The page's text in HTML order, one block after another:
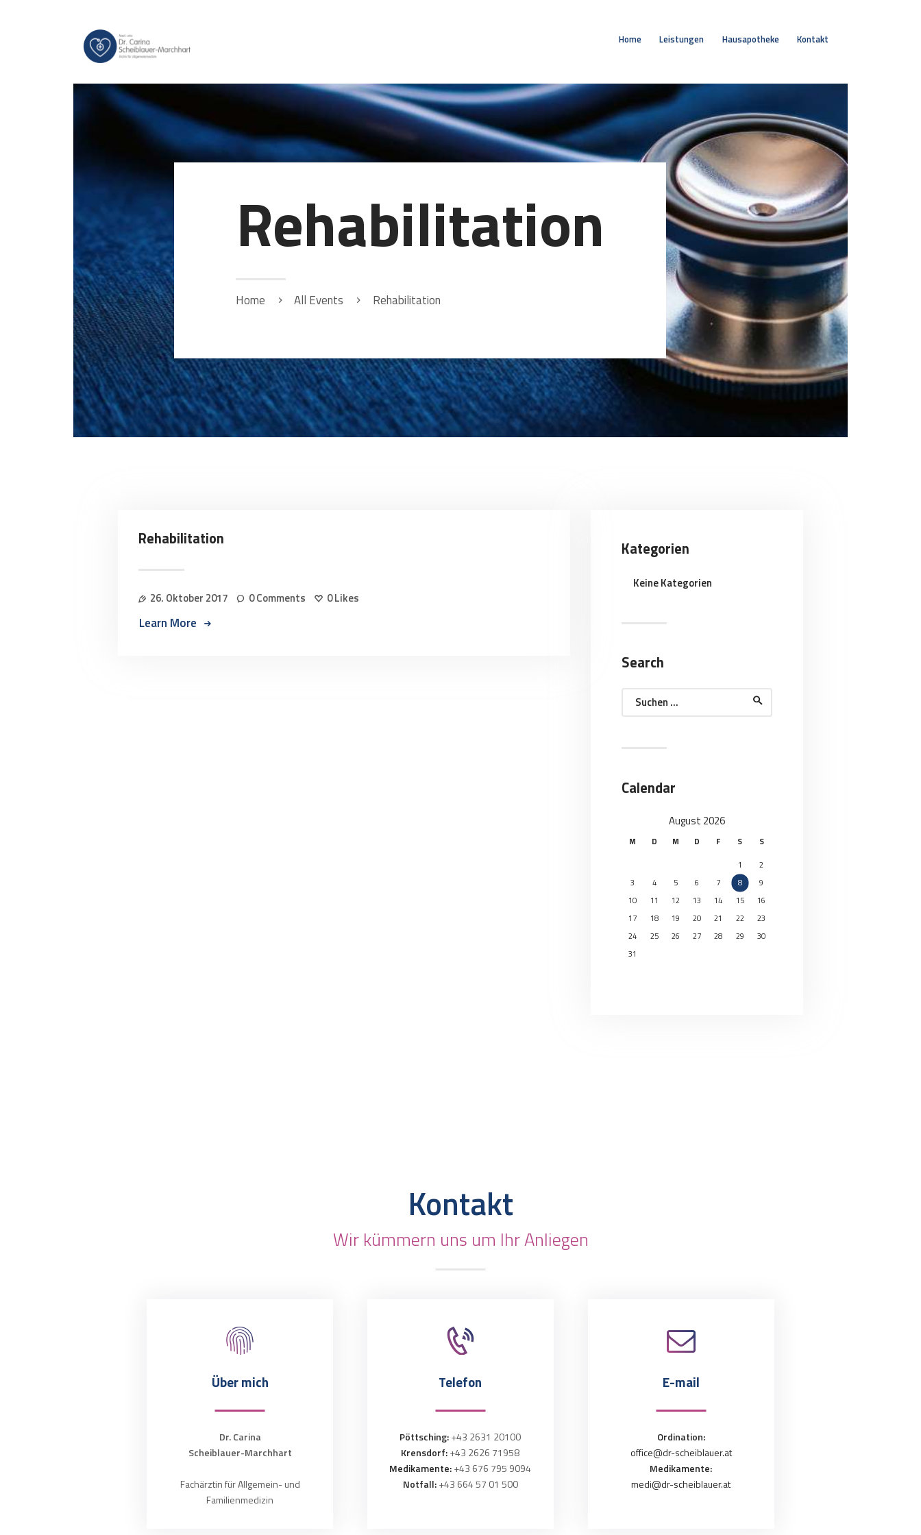
Home Leistungen Hausapotheke Kontakt
Rehabilitation
Home All Events Rehabilitation
HAUSAPOTHEKE
KONTAKT
Rehabilitation
26. Oktober 2017 0Comments 0Likes
Learn More
Kategorien
Keine Kategorien
Search
Suchen
Calendar
August 2026
M D M D F S
S
1
2
3
4 5 6 7 8
9
10
11 12 13 14 15
16
17
18 19 20 21 22
23
24
25 26 27 28 29
30
31
Kontakt
Wir kümmern uns um Ihr Anliegen
Über mich
Dr. Carina
Scheiblauer-Marchhart
Fachärztin für Allgemein- und
Familienmedizin
Telefon
Pöttsching:+43 2631 20100
Krensdorf:+43 2626 71958
Medikamente:+43 676 795 9094
Notfall:+43 664 57 01 500
E-mail
Ordination:
office@dr-scheiblauer.at
Medikamente:
medi@dr-scheiblauer.at